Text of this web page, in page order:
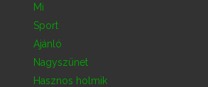
Mi
Sport
Ajánló
Nagyszünet
Hasznos holmik